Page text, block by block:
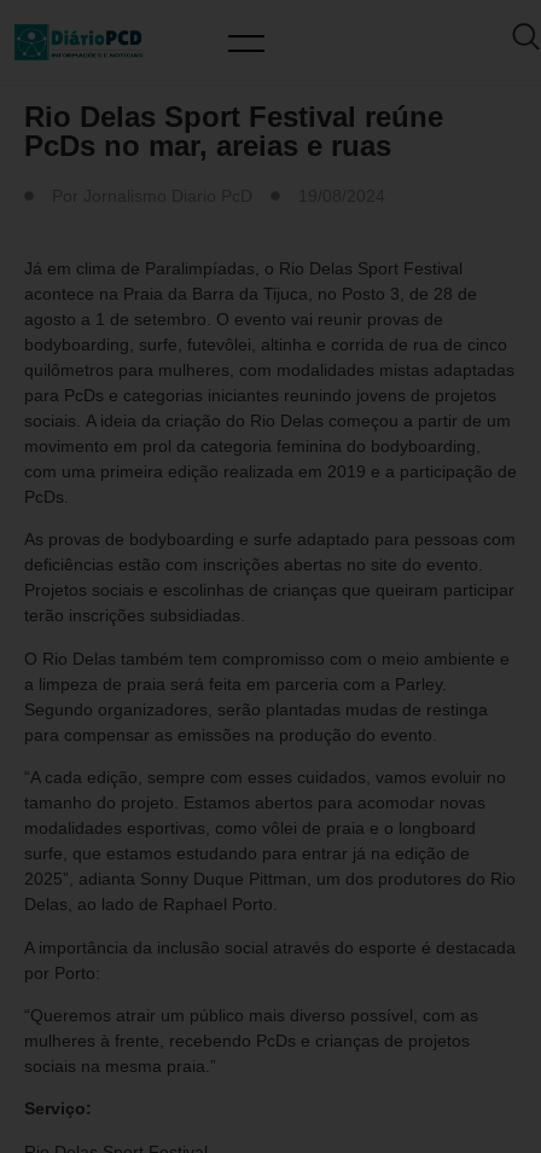
Rio Delas Sport Festival reúne
PcDs no mar, areias e ruas
Já em clima de Paralimpíadas, o Rio Delas Sport Festival
acontece na Praia da Barra da Tijuca, no Posto 3, de 28 de
agosto a 1 de setembro. O evento vai reunir provas de
bodyboarding, surfe, futevôlei, altinha e corrida de rua de cinco
quilômetros para mulheres, com modalidades mistas adaptadas
para PcDs e categorias iniciantes reunindo jovens de projetos
sociais. A ideia da criação do Rio Delas começou a partir de um
movimento em prol da categoria feminina do bodyboarding,
com uma primeira edição realizada em 2019 e a participação de
PcDs.
As provas de bodyboarding e surfe adaptado para pessoas com
deficiências estão com inscrições abertas no site do evento.
Projetos sociais e escolinhas de crianças que queiram participar
terão inscrições subsidiadas.
O Rio Delas também tem compromisso com o meio ambiente e
a limpeza de praia será feita em parceria com a Parley.
Segundo organizadores, serão plantadas mudas de restinga
para compensar as emissões na produção do evento.
“A cada edição, sempre com esses cuidados, vamos evoluir no
tamanho do projeto. Estamos abertos para acomodar novas
modalidades esportivas, como vôlei de praia e o longboard
surfe, que estamos estudando para entrar já na edição de
2025”, adianta Sonny Duque Pittman, um dos produtores do Rio
Delas, ao lado de Raphael Porto.
A importância da inclusão social através do esporte é destacada
por Porto:
“Queremos atrair um público mais diverso possível, com as
mulheres à frente, recebendo PcDs e crianças de projetos
sociais na mesma praia.”
Serviço: